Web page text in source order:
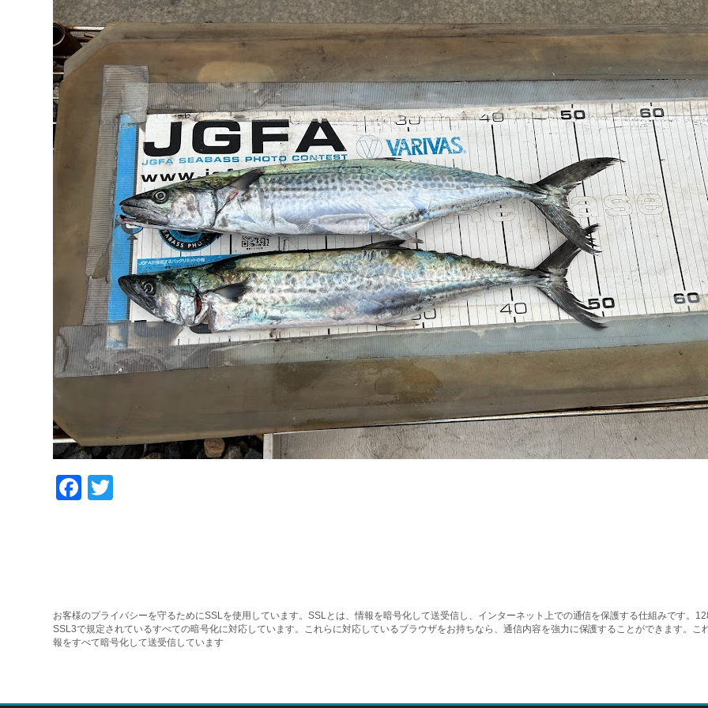
Facebook
お客様のプライバシーを守るためにSSLを使用しています。SSLとは、情報を暗号化して送受信し、インターネット上での通信を保護する仕組みです。
SSL3で規定されているすべての暗号化に対応しています。これらに対応しているブラウザをお持ちなら、通信内容を強力に保護することができます。
報をすべて暗号化して送受信しています